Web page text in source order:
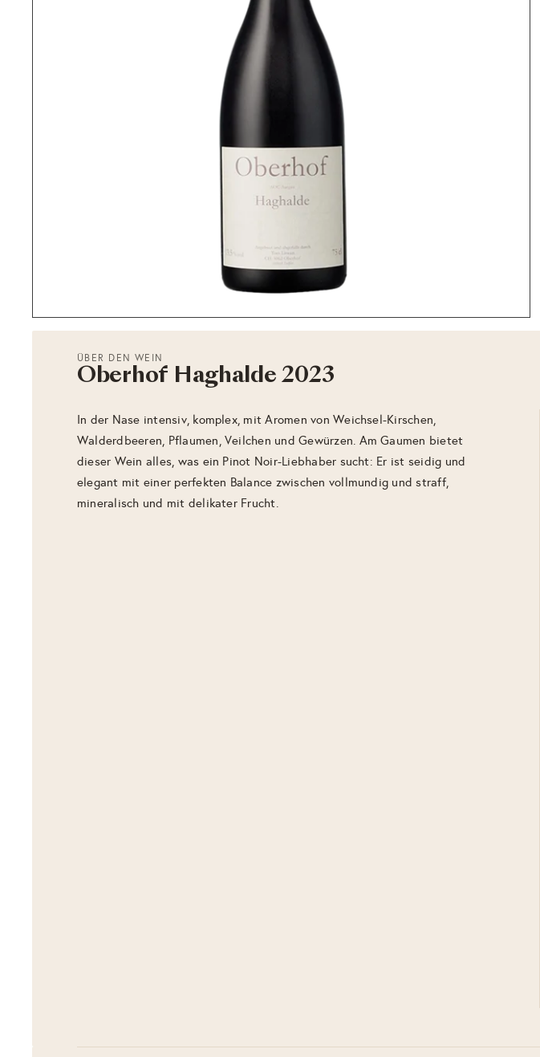
ÜBER DEN WEIN
Oberhof Haghalde 2023
In der Nase intensiv, komplex, mit Aromen von Weichsel-Kirschen,
Walderdbeeren, Pflaumen, Veilchen und Gewürzen. Am Gaumen bietet
dieser Wein alles, was ein Pinot Noir-Liebhaber sucht: Er ist seidig und
elegant mit einer perfekten Balance zwischen vollmundig und straff,
mineralisch und mit delikater Frucht.